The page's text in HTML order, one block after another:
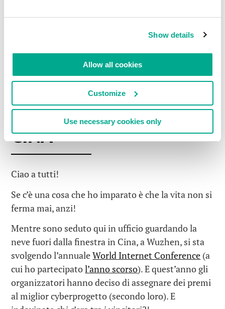
Show details
Allow all cookies
Customize
Use necessary cookies only
BUONE NOTIZIE DALLA
CINA
Ciao a tutti!
Se c’è una cosa che ho imparato è che la vita non si
ferma mai, anzi!
Mentre sono seduto qui in ufficio guardando la
neve fuori dalla finestra in Cina, a Wuzhen, si sta
svolgendo l’annualeWorld Internet Conference (a
cui ho partecipatol’anno scorso). E quest’anno gli
organizzatori hanno deciso di assegnare dei premi
al miglior cyberprogetto (secondo loro). E